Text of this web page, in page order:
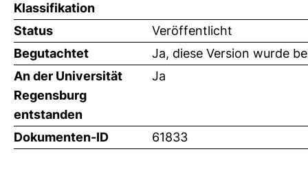
Klassifikation
Status
Veröffentlicht
Begutachtet
Ja, diese Version wurde
An der Universität
Regensburg
entstanden
Ja
Dokumenten-ID 61833